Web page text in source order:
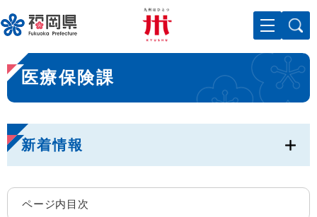
ー
ジ
先
頭
で
。
メニューを飛ばして本文へ
本
文
医療保険課
新着情報
ページ内目次